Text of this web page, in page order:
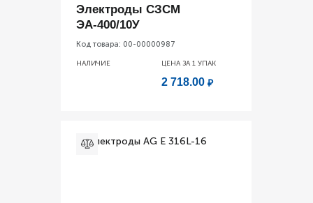
Электроды СЗСМ
ЭА-400/10У
Код товара: 00-00000987
НАЛИЧИЕ ЦЕНА ЗА 1 УПАК
2 718.00 ₽